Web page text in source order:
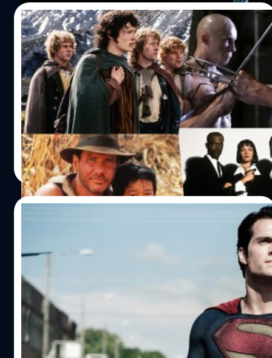
19/10/2022
ปี 2022 นี่เป็นปีแห่งการ Reunion จริง ๆ นะ:
10 โมเมนต์รียูเนียนน่าประทับใจของฮอลลีวูด
ตลอดทั้งปี 2022 นี้เป็นปีที่มีความน่าสนใจร่วมกันอย่างหนึ่งคือ
เป็นปีแห่งการกลับมารวมตัวกันอีกครั้ง หรือที่เรียกกันว่า รี
ยูเนียน (Reunion) ของวงการบันเทิงฮอลลีวูดอย่างชนิดที่เรียก
ว่าน่าบังเอิญอย่างแปลกใจ
ประภาส อยู่เย็น| 1390 days ago
Read More
Warner Bros. เล็งสร้างภาคต่อ ‘Man Of
Steel’ ให้ Henry Cavill กลับมาเป็นซูเปอร์แมน
อีกครั้ง
Warner Bros. Pictures กำลังมองหามือเขียนบทภาคต่อ ของ
Man of Steel และต้องการให้ เฮนรี คาวิลล์ (Henry Cavill) มา
รับบทซูเปอร์แมน (Superman) อีกครั้ง
ประภาส อยู่เย็น| 1391 days ago